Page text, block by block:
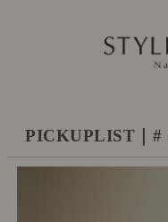
PICKUPLIST｜#